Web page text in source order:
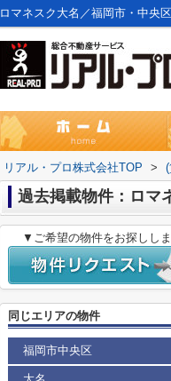
ロマネスク大名／福岡市・中央
リアル・プロ株式会社TOP >
過去掲載物件：ロマ
▼ご希望の物件をお探しし
同じエリアの物件
福岡市中央区